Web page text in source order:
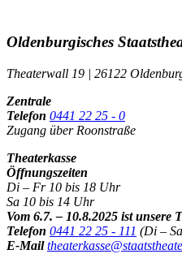
Oldenburgisches
Theaterwall 19 | 26122
Zentrale
Telefon 0441 22 25 - 0
Zugang über Roonstraße
Theaterkasse
Öffnungszeiten
Di – Fr 10 bis 18 Uhr
Sa 10 bis 14 Uhr
Vom 6.7. – 10.8.2025 ist unsere
Telefon 0441 22 25 - 111 (Di –
E-Mail